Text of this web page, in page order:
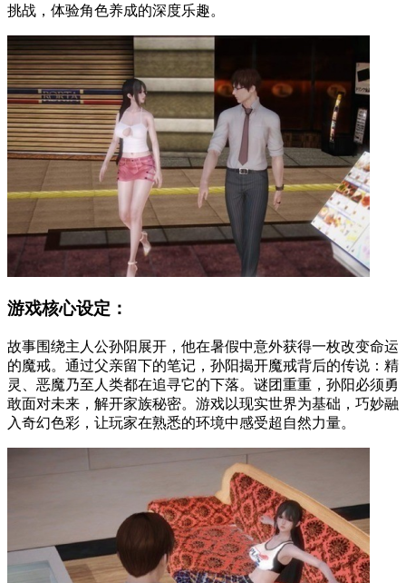
挑战，体验角色养成的深度乐趣。
游戏核心设定：
故事围绕主人公孙阳展开，他在暑假中意外获得一枚改变命运
的魔戒。通过父亲留下的笔记，孙阳揭开魔戒背后的传说：精
灵、恶魔乃至人类都在追寻它的下落。谜团重重，孙阳必须勇
敢面对未来，解开家族秘密。游戏以现实世界为基础，巧妙融
入奇幻色彩，让玩家在熟悉的环境中感受超自然力量。